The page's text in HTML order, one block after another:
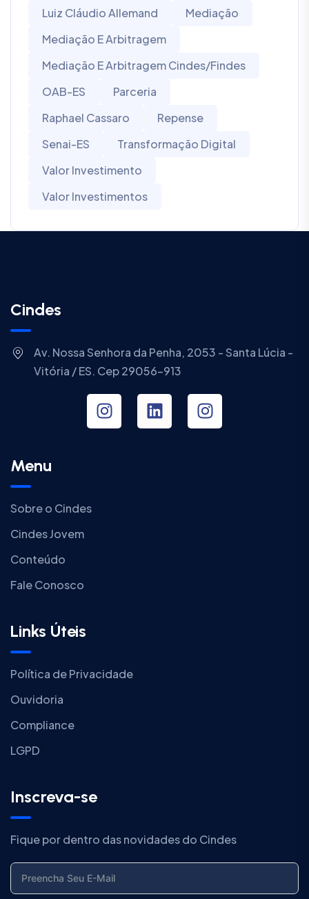
Luiz Cláudio Allemand
Mediação
Mediação E Arbitragem
Mediação E Arbitragem Cindes/Findes
OAB-ES
Parceria
Raphael Cassaro
Repense
Senai-ES
Transformação Digital
Valor Investimento
Valor Investimentos
Cindes
Av. Nossa Senhora da Penha, 2053 - Santa Lúcia -
Vitória / ES. Cep 29056-913
Menu
Sobre o Cindes
Cindes Jovem
Conteúdo
Fale Conosco
Links Úteis
Política de Privacidade
Ouvidoria
Compliance
LGPD
Inscreva-se
Fique por dentro das novidades do Cindes